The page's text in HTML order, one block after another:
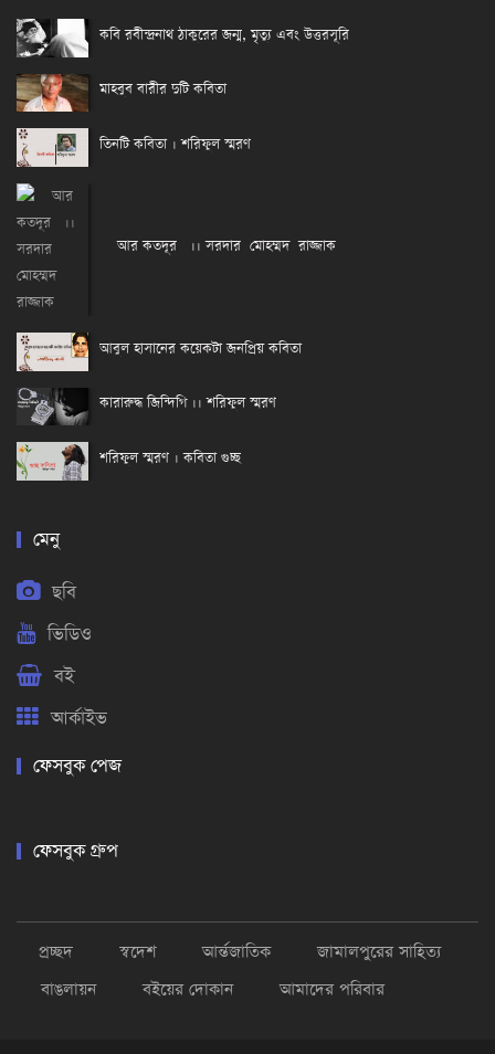
কবি রবীন্দ্রনাথ ঠাকুরের জন্ম, মৃত্যু এবং উত্তরসূরি
মাহবুব বারীর দুটি কবিতা
তিনটি কবিতা । শরিফুল স্মরণ
আর কতদূর ।। সরদার মোহম্মদ রাজ্জাক
আবুল হাসানের কয়েকটা জনপ্রিয় কবিতা
কারারুদ্ধ জিন্দিগি ।। শরিফুল স্মরণ
শরিফুল স্মরণ । কবিতা গুচ্ছ
মেনু
ছবি
ভিডিও
বই
আর্কাইভ
ফেসবুক পেজ
ফেসবুক গ্রুপ
প্রচ্ছদ স্বদেশ আর্ন্তজাতিক
জামালপুরের সাহিত্য
বাঙলায়ন
বইয়ের দোকান আমাদের পরিবার